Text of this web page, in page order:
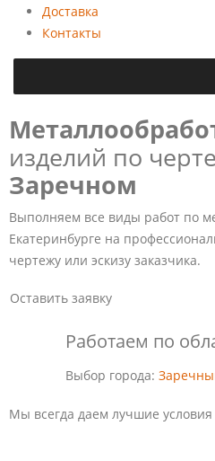
Доставка
Контакты
изделий по
Заречном
Выполняем все виды работ по
Екатеринбурге на
чертежу или эскизу заказчика.
Оставить заявку
Работаем по
Выбор города:
Мы всегда даем лучшие